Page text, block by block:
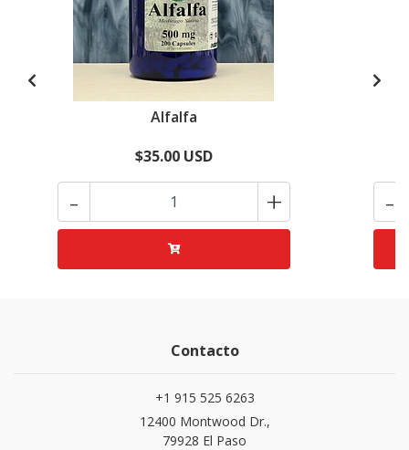
Alfalfa
$35.00 USD
- + -
Contacto
+1 915 525 6263
12400 Montwood Dr.,
79928 El Paso